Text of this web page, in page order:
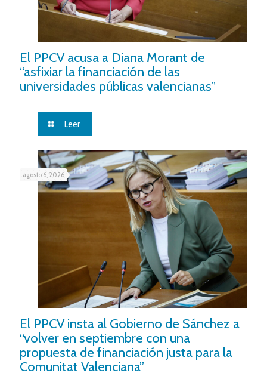
El PPCV acusa a Diana Morant de
“asfixiar la financiación de las
universidades públicas valencianas”
Leer
agosto 6, 2026
El PPCV insta al Gobierno de Sánchez a
“volver en septiembre con una
propuesta de financiación justa para la
Comunitat Valenciana”